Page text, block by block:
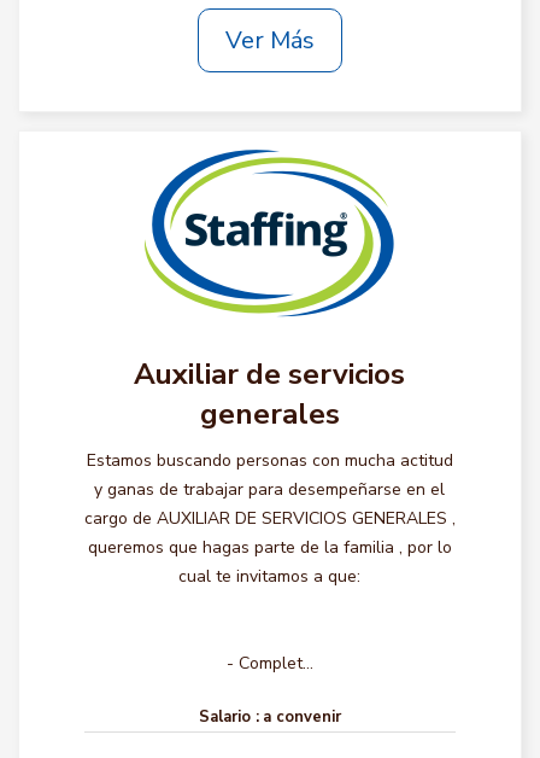
Ver Más
Auxiliar de servicios
generales
Estamos buscando personas con mucha actitud
y ganas de trabajar para desempeñarse en el
cargo de AUXILIAR DE SERVICIOS GENERALES ,
queremos que hagas parte de la familia , por lo
cual te invitamos a que:
- Complet...
Salario : a convenir